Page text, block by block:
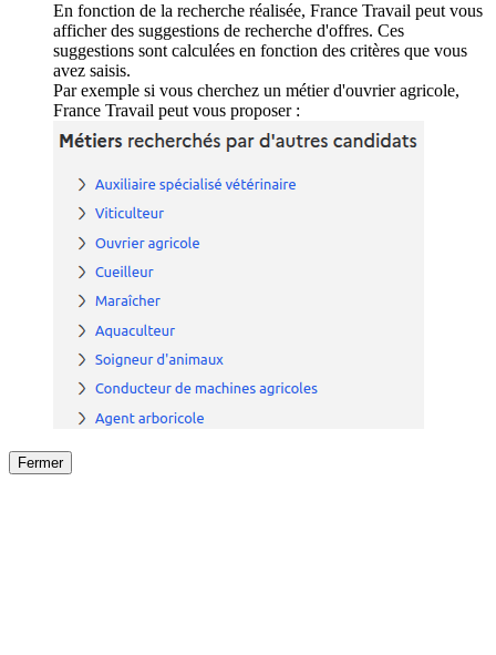
En fonction de la recherche réalisée, France Travail peut vous
afficher des suggestions de recherche d'offres. Ces
suggestions sont calculées en fonction des critères que vous
avez saisis.
Par exemple si vous cherchez un métier d'ouvrier agricole,
France Travail peut vous proposer :
Fermer